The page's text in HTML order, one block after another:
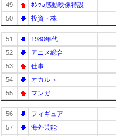
49
ﾎﾝﾜｶ感動映像特設
50
投資・株
51
1980年代
52
アニメ総合
53
仕事
54
オカルト
55
マンガ
56
フィギュア
57
海外芸能